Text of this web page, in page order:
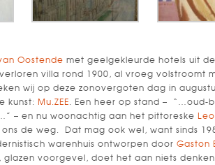
Oostende met geelgekleurde hotels uit de
villa rond 1900, al vroeg volstroomt
wij op deze zonovergoten dag in
kunst: Mu.ZEE . Een heer op stand – “…oud-
– en nu woonachtig aan het pittoreske
de weg. Dat mag ook wel, want sinds
warenhuis ontworpen door Gaston
voorgevel, doet het aan niets